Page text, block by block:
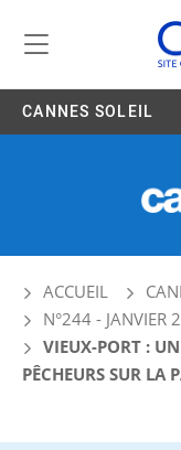
CANNES SOLEIL
ACCUEIL
N°244 - JANVIER
VIEUX-PORT :
PÊCHEURS SUR LA